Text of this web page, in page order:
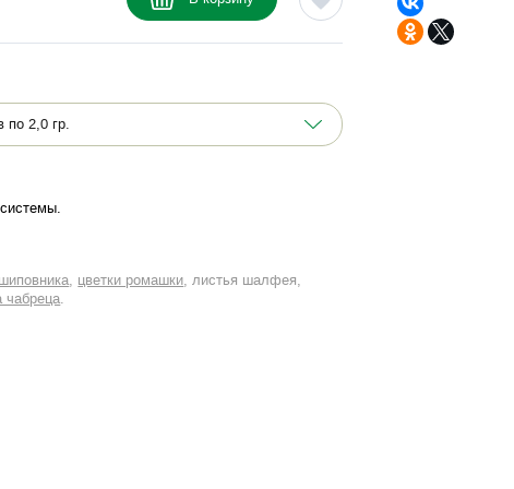
цветки ромашки листья шалфея
чабреца